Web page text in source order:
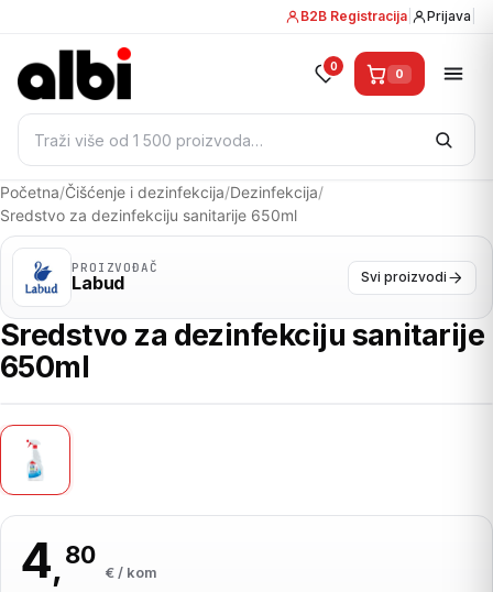
B2B Registracija Prijava
Pretraži:
0 0
Početna/Čišćenje i dezinfekcija/Dezinfekcija/
Sredstvo za dezinfekciju sanitarije 650ml
PROIZVOĐAČ
Labud Svi proizvodi
Sredstvo za dezinfekciju sanitarije
650ml
4,80
€ / kom